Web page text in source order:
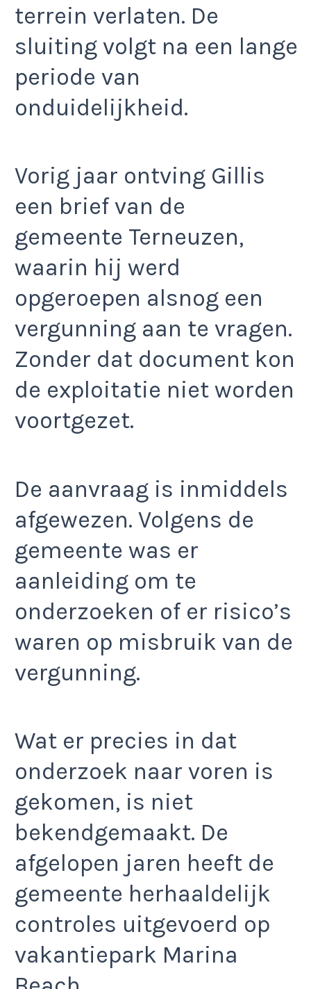
terrein verlaten. De
sluiting volgt na een lange
periode van
onduidelijkheid.
Vorig jaar ontving Gillis
een brief van de
gemeente Terneuzen,
waarin hij werd
opgeroepen alsnog een
vergunning aan te vragen.
Zonder dat document kon
de exploitatie niet worden
voortgezet.
De aanvraag is inmiddels
afgewezen. Volgens de
gemeente was er
aanleiding om te
onderzoeken of er risico’s
waren op misbruik van de
vergunning.
Wat er precies in dat
onderzoek naar voren is
gekomen, is niet
bekendgemaakt. De
afgelopen jaren heeft de
gemeente herhaaldelijk
controles uitgevoerd op
vakantiepark Marina